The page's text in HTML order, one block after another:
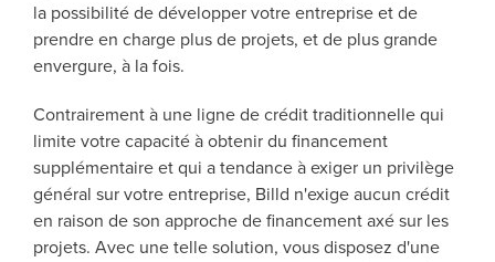
la possibilité de développer votre entreprise et de
prendre en charge plus de projets, et de plus grande
envergure, à la fois.
Contrairement à une ligne de crédit traditionnelle qui
limite votre capacité à obtenir du financement
supplémentaire et qui a tendance à exiger un privilège
général sur votre entreprise, Billd n'exige aucun crédit
en raison de son approche de financement axé sur les
projets. Avec une telle solution, vous disposez d'une